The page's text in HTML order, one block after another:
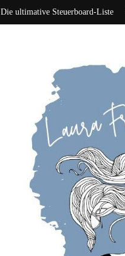
Die ultimative Steuerboard-Liste